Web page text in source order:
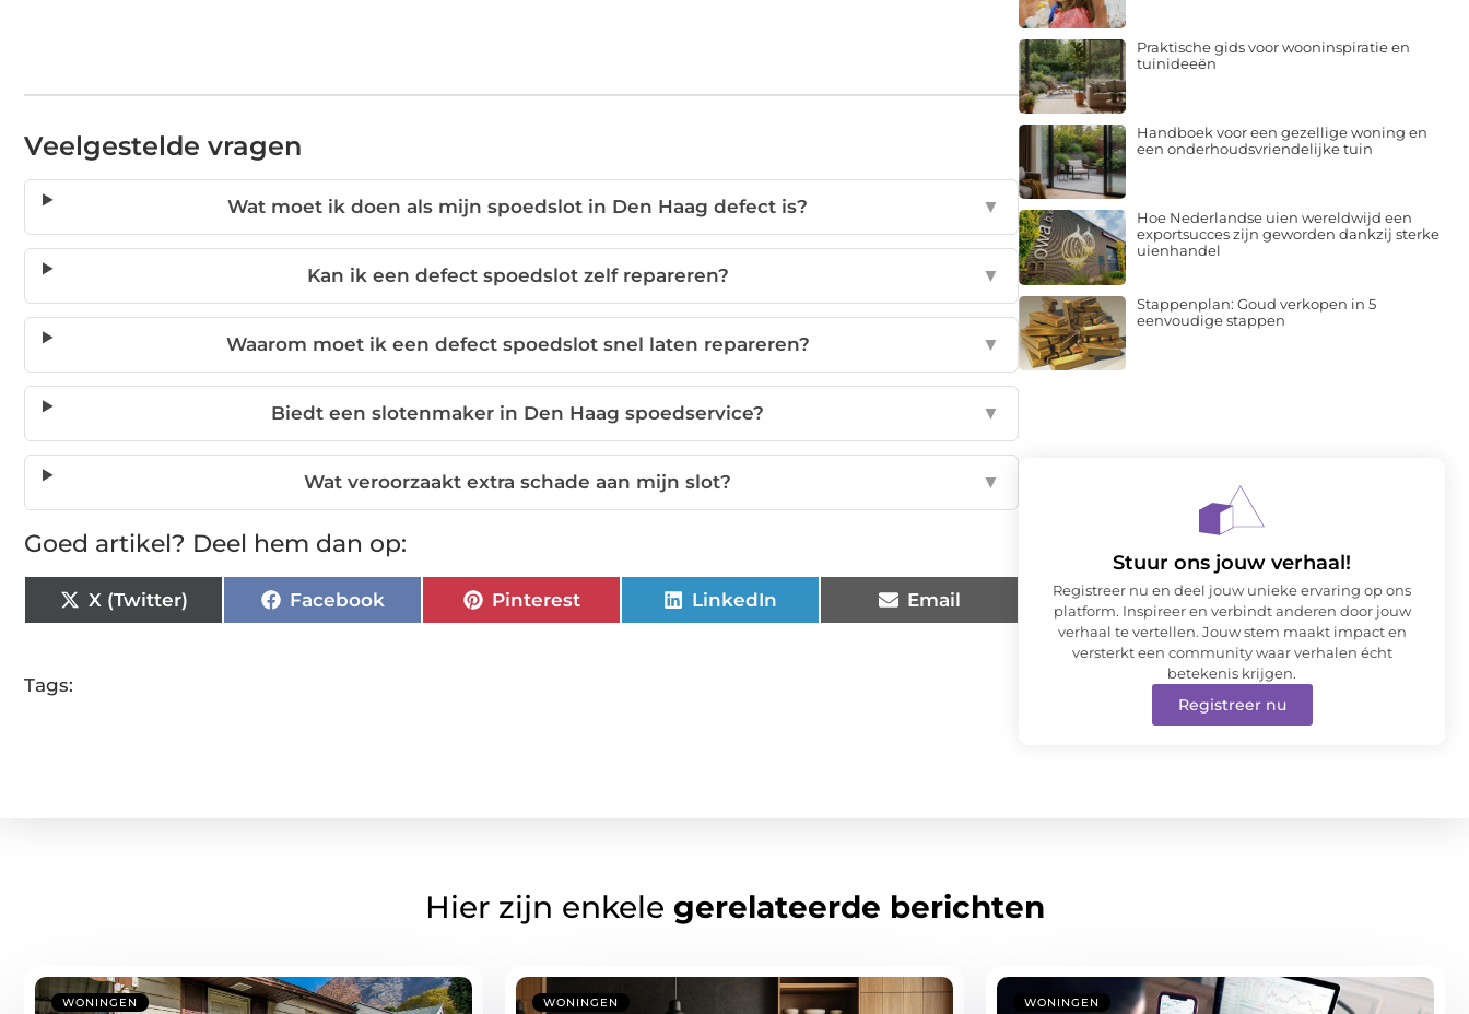
Veelgestelde vragen
Wat moet ik doen als mijn spoedslot in Den Haag defect is? ▼
Kan ik een defect spoedslot zelf repareren? ▼
Waarom moet ik een defect spoedslot snel laten repareren? ▼
Biedt een slotenmaker in Den Haag spoedservice? ▼
Wat veroorzaakt extra schade aan mijn slot? ▼
Goed artikel? Deel hem dan op:
X (Twitter) Facebook Pinterest LinkedIn Email
Tags:
Praktische gids voor wooninspiratie en
tuinideeën
Handboek voor een gezellige woning en
een onderhoudsvriendelijke tuin
Hoe Nederlandse uien wereldwijd een
exportsucces zijn geworden dankzij sterke
uienhandel
Stappenplan: Goud verkopen in 5
eenvoudige stappen
Stuur ons jouw verhaal!
Registreer nu en deel jouw unieke ervaring op ons
platform. Inspireer en verbindt anderen door jouw
verhaal te vertellen. Jouw stem maakt impact en
versterkt een community waar verhalen écht
betekenis krijgen.
Registreer nu
Hier zijn enkele gerelateerde berichten
WONINGEN WONINGEN WONINGEN